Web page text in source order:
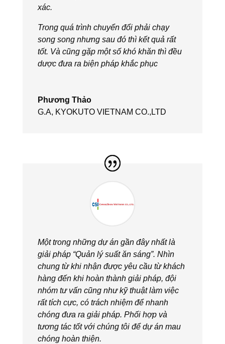
xác.
Trong quá trình chuyển đổi phải chạy
song song nhưng sau đó thì kết quả rất
tốt. Và cũng gặp một số khó khăn thì đều
dược đưa ra biện pháp khắc phục
Phương Thảo
G.A, KYOKUTO VIETNAM CO.,LTD
Một trong những dự án gần đây nhất là
giải pháp “Quản lý suất ăn sáng”. Nhìn
chung từ khi nhận được yêu cầu từ khách
hàng đến khi hoàn thành giải pháp, đội
nhóm tư vấn cũng như kỹ thuật làm việc
rất tích cực, có trách nhiệm để nhanh
chóng đưa ra giải pháp. Phối hợp và
tương tác tốt với chúng tôi để dự án mau
chóng hoàn thiện.